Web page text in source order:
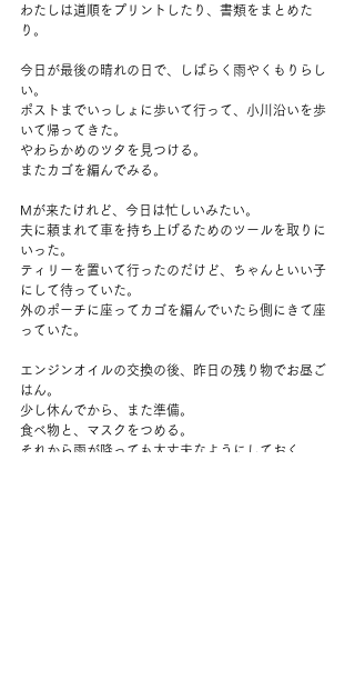
わたしは道順をプリントしたり、書類をまとめた
り。
今日が最後の晴れの日で、しばらく雨やくもりらし
い。
ポストまでいっしょに歩いて行って、小川沿いを歩
いて帰ってきた。
やわらかめのツタを見つける。
またカゴを編んでみる。
Mが来たけれど、今日は忙しいみたい。
夫に頼まれて車を持ち上げるためのツールを取りに
いった。
ティリーを置いて行ったのだけど、ちゃんといい子
にして待っていた。
外のポーチに座ってカゴを編んでいたら側にきて座
っていた。
エンジンオイルの交換の後、昨日の残り物でお昼ご
はん。
少し休んでから、また準備。
食べ物と、マスクをつめる。
それから雨が降っても大丈夫なようにしておく。